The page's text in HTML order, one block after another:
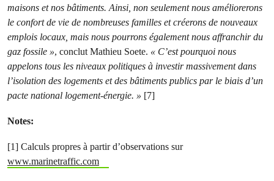
maisons et nos bâtiments. Ainsi, non seulement nous améliorerons
le confort de vie de nombreuses familles et créerons de nouveaux
emplois locaux, mais nous pourrons également nous affranchir du
gaz fossile », conclut Mathieu Soete. « C’est pourquoi nous
appelons tous les niveaux politiques à investir massivement dans
l’isolation des logements et des bâtiments publics par le biais d’un
pacte national logement-énergie. » [7]
Notes:
[1] Calculs propres à partir d’observations sur
www.marinetraffic.com